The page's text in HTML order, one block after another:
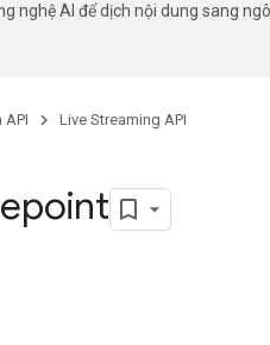
nghệ AI để dịch nội dung sang
API
Live Streaming API